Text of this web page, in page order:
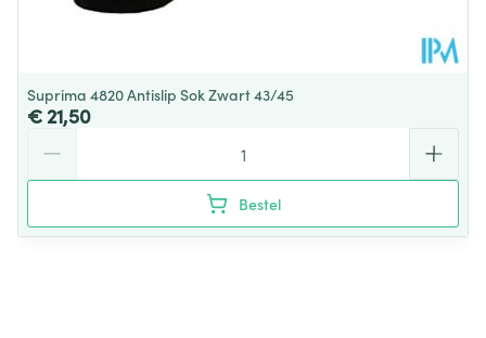
Suprima 4820 Antislip Sok Zwart 43/45
€ 21,50
Bestel